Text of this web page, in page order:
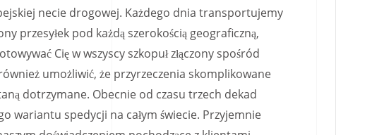
necie drogowej. Każdego dnia transportujemy
przesyłek pod każdą szerokością geograficzną,
Cię w wszyscy szkopuł złączony spośród
umożliwić, że przyrzeczenia skomplikowane
dotrzymane. Obecnie od czasu trzech dekad
wariantu spedycji na całym świecie. Przyjemnie